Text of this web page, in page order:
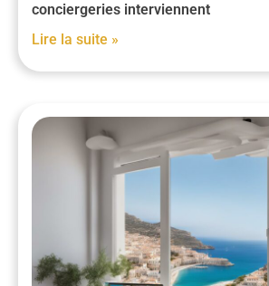
conciergeries interviennent
Lire la suite »